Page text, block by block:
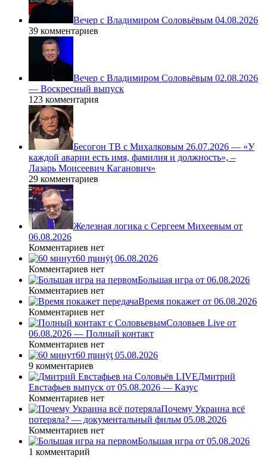
Вечер с Владимиром Соловьёвым 04.08.2026
39 комментариев
Вечер с Владимиром Соловьёвым 02.08.2026
— Воскресный выпуск
123 комментария
Бесогон ТВ с Михалковым 26.07.2026 — «У
каждой аварии есть имя, фамилия и должность», –
Лазарь Моисеевич Каганович»
29 комментариев
Железная логика с Сергеем Михеевым от
06.08.2026
Комментариев нет
60 ṃинẏƫ 06.08.2026
Комментариев нет
Большая игра от 06.08.2026
Комментариев нет
Время покажет от 06.08.2026
Комментариев нет
Соловьев Live от
06.08.2026 — Полный контакт
Комментариев нет
60 ṃинẏƫ 05.08.2026
9 комментариев
Дмитрий
Евстафьев выпуск от 05.08.2026 — Казус
Комментариев нет
Почему Украина всё
потеряла? — документальный фильм 05.08.2026
Комментариев нет
Большая игра от 05.08.2026
1 комментарий